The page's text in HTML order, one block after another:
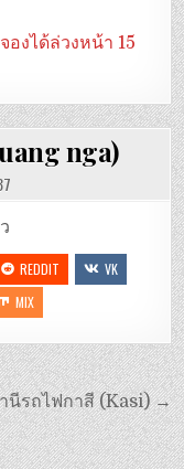
จองได้ล่วงหน้า 15
nga)
REDDIT
VK
MIX
นีรถไฟกาสี (Kasi) →